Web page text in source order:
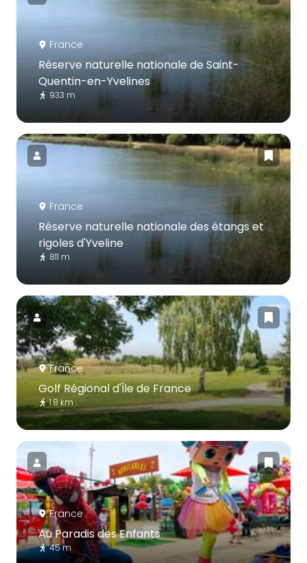
France
Réserve naturelle nationale de Saint-
Quentin-en-Yvelines
933 m
France
Réserve naturelle nationale des étangs et
rigoles d'Yveline
811 m
France
Golf Régional d'Île de France
1.8 km
France
Au Paradis des Enfants
45 m